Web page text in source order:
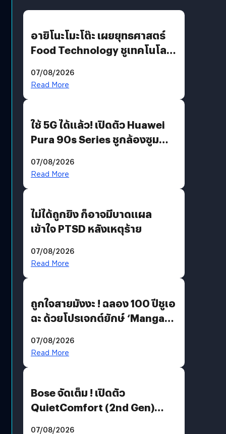
อายิโนะโมะโต๊ะ เผยยุทธศาสตร์
Food Technology ชูเทคโนโลยี
บริโภคและ B2B
07/08/2026
Read More
ใช้ 5G ได้แล้ว! เปิดตัว Huawei
Pura 90s Series ชูกล้องซูม
07/08/2026
Read More
ไม่ได้ถูกยิง ก็อาจมีบาดแผล
เข้าใจ PTSD หลังเหตุร้าย
07/08/2026
Read More
ถูกใจสายมังงะ ! ฉลอง 100 ปีชูเอ
ฉะ ด้วยโปรเจกต์ยักษ์ ‘Manga
มีภาษาไทยด้วย
07/08/2026
Read More
Bose จัดเต็ม ! เปิดตัว
QuietComfort (2nd Gen)
07/08/2026